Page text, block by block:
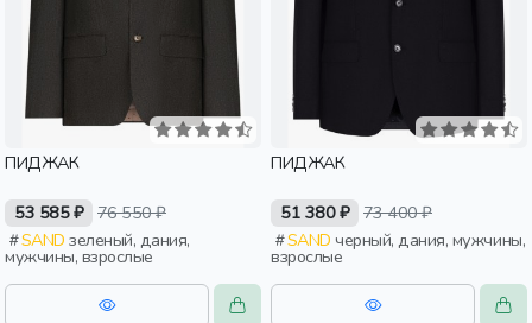
ПИДЖАК
53 585 ₽ 76 550 ₽
SAND зеленый, дания,
мужчины, взрослые
ПИДЖАК
51 380 ₽ 73 400 ₽
SAND черный, дания, мужчины,
взрослые